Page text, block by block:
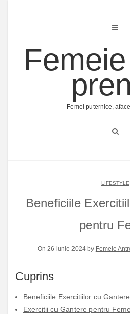
Femei puternice,
LIFESTYLE
Beneficiile
pentru
On 26 iunie 2024 by Femeie
Cuprins
Beneficiile Exercitiilor cu
Exercitii cu Gantere pentru